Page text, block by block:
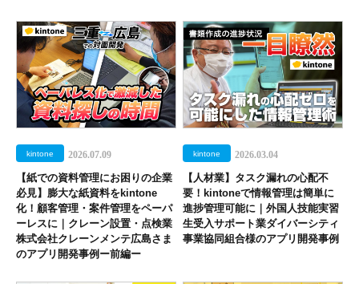
kintone 2026.07.09
【紙での資料管理にお困りの企業
必見】膨大な紙資料をkintone
化！顧客管理・案件管理をペーパ
ーレスに｜クレーン設置・点検業
株式会社クレーンメンテ広島さま
のアプリ開発事例ー前編ー
kintone 2026.03.04
【人材業】タスク漏れの心配不
要！kintoneで情報管理は簡単に
進捗管理可能に｜外国人技能実習
生受入サポート業ダイバーシティ
事業協同組合様のアプリ開発事例